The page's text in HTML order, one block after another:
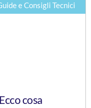
e Consigli Tecnici
cosa